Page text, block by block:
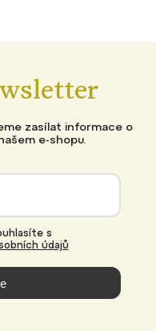
zasílat informace o
e-shopu.
údajů